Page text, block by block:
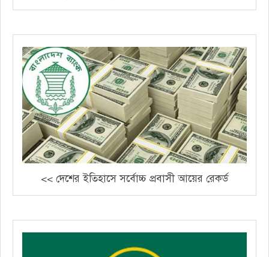
<< দেশের ইতিহাসে সর্বোচ্চ প্রবাসী আয়ের রেকর্ড